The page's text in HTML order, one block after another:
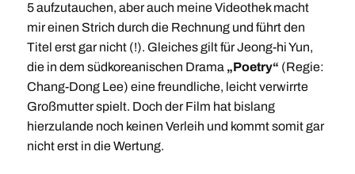
5 aufzutauchen, aber auch meine Videothek macht
mir einen Strich durch die Rechnung und führt den
Titel erst gar nicht (!). Gleiches gilt für Jeong-hi Yun,
die in dem südkoreanischen Drama „Poetry“ (Regie:
Chang-Dong Lee) eine freundliche, leicht verwirrte
Großmutter spielt. Doch der Film hat bislang
hierzulande noch keinen Verleih und kommt somit gar
nicht erst in die Wertung.